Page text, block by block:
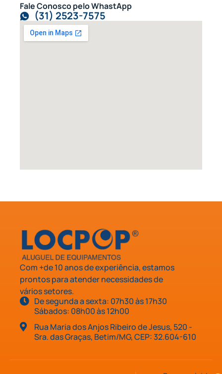
Fale Conosco pelo WhastApp
(31) 2523-7575
Com +de 10 anos de experiência, estamos
prontos para atender necessidades de
vários setores.
De segunda a sexta: 07h30 às 17h30
Sábados: 08h00 às 12h00
Rua Maria dos Anjos Ribeiro de Jesus, 520 -
Sra. das Graças, Betim/MG, CEP: 32.604-610